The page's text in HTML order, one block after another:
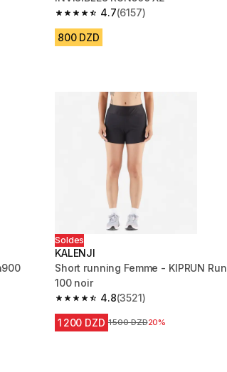
4.7
4.7 out of 5 stars from 6157 reviews
(6157)
800 DZD
Soldes
KALENJI
Short running Femme - KIPRUN Run
100 noir
4.8
4.8 out of 5 stars from 3521 reviews
(3521)
1 200 DZD Prix avant la réduction
1 500 DZD20%